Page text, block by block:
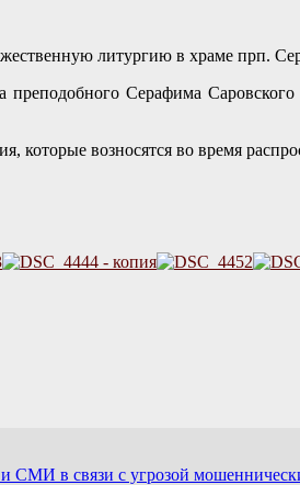
литургию в храме прп.
Серафима
возносятся во время
СМИ в связи с угрозой